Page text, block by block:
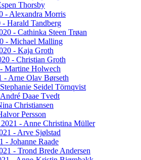
Thorsby
- Alexandra Morris
- Harald Tandberg
- Cathinka Steen Trøan
- Michael Malling
- Kaja Groth
- Christian Groth
Martine Holwech
- Arne Olav Børseth
Seidel Törnqvist
Daae Tvedt
Christiansen
Persson
- Anne Christina Müller
- Arve Sjølstad
- Johanne Raade
- Trond Brede Andersen